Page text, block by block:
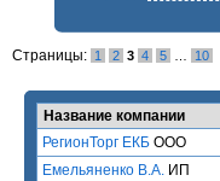
Страницы: 1 2 3 4 5 10
Название компании
РегионТорг ЕКБ ООО
Емельяненко В.А. ИП